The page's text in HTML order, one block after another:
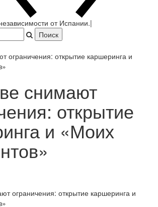
от Испании.|
ограничения: открытие каршеринга и
снимают
открытие
и «Моих